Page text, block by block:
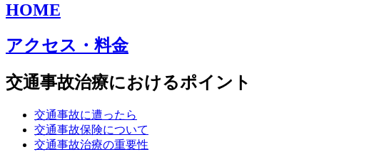
HOME
アクセス・料金
交通事故治療におけるポイント
交通事故に遭ったら
交通事故保険について
交通事故治療の重要性